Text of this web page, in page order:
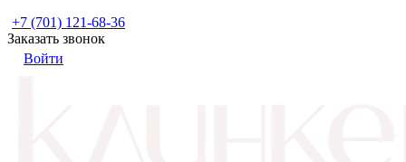
+7 (701) 121-68-36
Заказать звонок
Войти